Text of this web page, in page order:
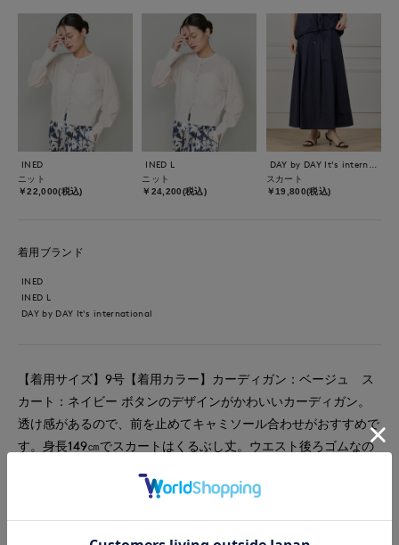
INED
ニット
￥22,000(税込)
INED L
ニット
￥24,200(税込)
スカート
￥19,800(税込)
着用ブランド
INED
INED L
DAY by DAY It's international
【着用サイズ】9号【着用カラー】カーディガン：ベージュ ス
カート：ネイビー ボタンのデザインがかわいいカーディガン。
透け感があるので、前を止めてキャミソール合わせがおすすめで
す。身長149㎝でスカートはくるぶし丈。ウエスト後ろゴムなの
#通勤・仕事 #オフィスカジュアル